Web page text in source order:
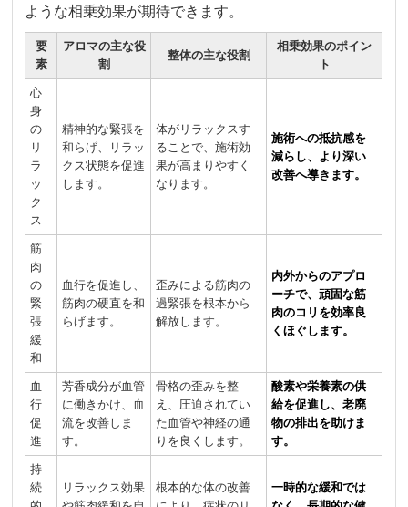
ような相乗効果が期待できます。
要
素
アロマの主な役
割
整体の主な役割
相乗効果のポイン
ト
心
身
の
リ
ラ
ッ
ク
ス
精神的な緊張を
和らげ、リラッ
クス状態を促進
します。
体がリラックスす
ることで、施術効
果が高まりやすく
なります。
施術への抵抗感を
減らし、より深い
改善へ導きます。
筋
肉
の
緊
張
緩
和
血行を促進し、
筋肉の硬直を和
らげます。
歪みによる筋肉の
過緊張を根本から
解放します。
内外からのアプロ
ーチで、頑固な筋
肉のコリを効率良
くほぐします。
血
行
促
進
芳香成分が血管
に働きかけ、血
流を改善しま
す。
骨格の歪みを整
え、圧迫されてい
た血管や神経の通
りを良くします。
酸素や栄養素の供
給を促進し、老廃
物の排出を助けま
す。
持
続
リラックス効果
根本的な体の改善
一時的な緩和では